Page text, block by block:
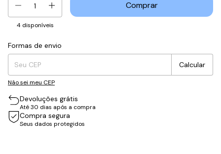
4 disponíveis
Entregas para o CEP:
Formas de envio
Calcular
Não sei meu CEP
Devoluções grátis
Até 30 dias após a compra
Compra segura
Seus dados protegidos